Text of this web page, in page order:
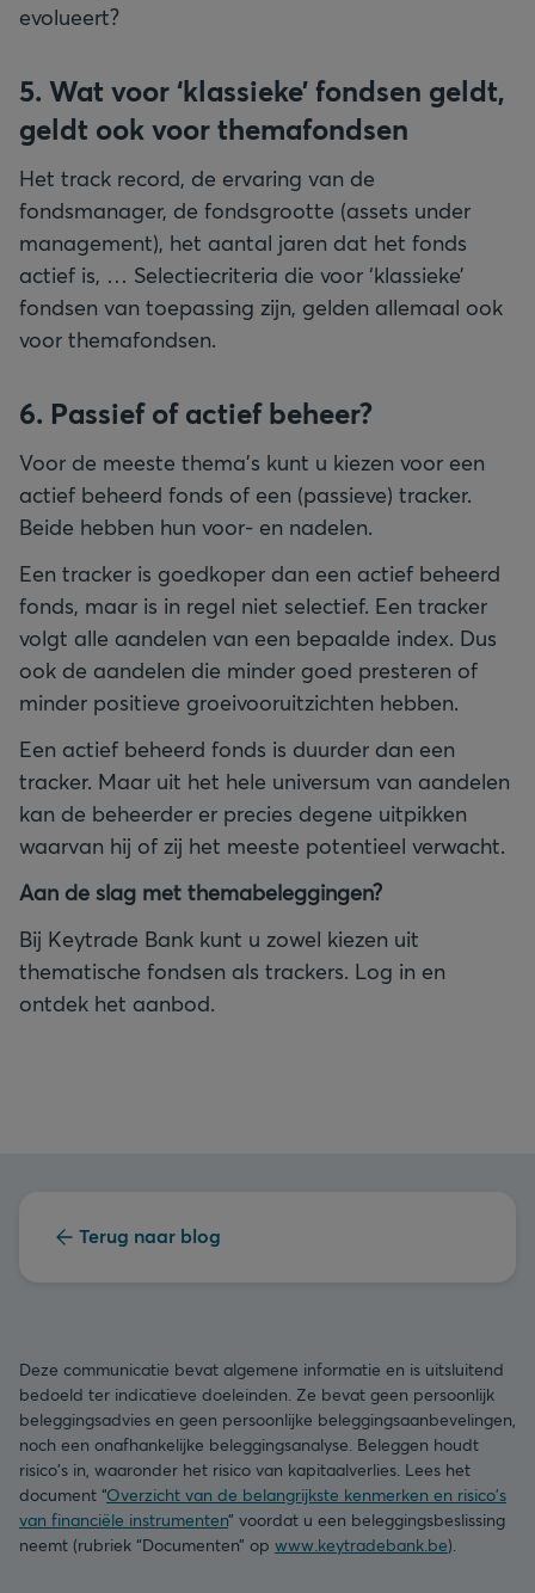
evolueert?
5. Wat voor ‘klassieke’ fondsen geldt,
geldt ook voor themafondsen
Het track record, de ervaring van de
fondsmanager, de fondsgrootte (assets under
management), het aantal jaren dat het fonds
actief is, … Selectiecriteria die voor ‘klassieke’
fondsen van toepassing zijn, gelden allemaal ook
voor themafondsen.
6. Passief of actief beheer?
Voor de meeste thema’s kunt u kiezen voor een
actief beheerd fonds of een (passieve) tracker.
Beide hebben hun voor- en nadelen.
Een tracker is goedkoper dan een actief beheerd
fonds, maar is in regel niet selectief. Een tracker
volgt alle aandelen van een bepaalde index. Dus
ook de aandelen die minder goed presteren of
minder positieve groeivooruitzichten hebben.
Een actief beheerd fonds is duurder dan een
tracker. Maar uit het hele universum van aandelen
kan de beheerder er precies degene uitpikken
waarvan hij of zij het meeste potentieel verwacht.
Aan de slag met themabeleggingen?
Bij Keytrade Bank kunt u zowel kiezen uit
thematische fondsen als trackers. Log in en
ontdek het aanbod.
Terug naar blog
Deze communicatie bevat algemene informatie en is uitsluitend
bedoeld ter indicatieve doeleinden. Ze bevat geen persoonlijk
beleggingsadvies en geen persoonlijke beleggingsaanbevelingen,
noch een onafhankelijke beleggingsanalyse. Beleggen houdt
risico's in, waaronder het risico van kapitaalverlies. Lees het
document “Overzicht van de belangrijkste kenmerken en risico's
van financiële instrumenten” voordat u een beleggingsbeslissing
neemt (rubriek “Documenten” op www.keytradebank.be).